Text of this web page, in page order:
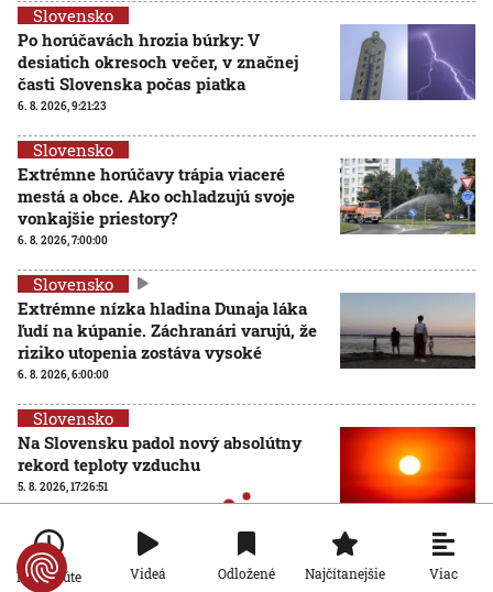
Slovensko
Po horúčavách hrozia búrky: V
desiatich okresoch večer, v značnej
časti Slovenska počas piatka
6. 8. 2026, 9:21:23
Slovensko
Extrémne horúčavy trápia viaceré
mestá a obce. Ako ochladzujú svoje
vonkajšie priestory?
6. 8. 2026, 7:00:00
Slovensko
Extrémne nízka hladina Dunaja láka
ľudí na kúpanie. Záchranári varujú, že
riziko utopenia zostáva vysoké
6. 8. 2026, 6:00:00
Slovensko
Na Slovensku padol nový absolútny
rekord teploty vzduchu
5. 8. 2026, 17:26:51
Po minúte Videá Odložené Najčítanejšie Viac